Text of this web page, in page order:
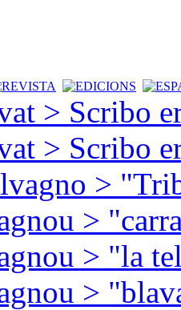
> Scribo
> Scribo
>
>
> "la
>